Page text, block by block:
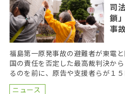
司
鎖
事
福島第一原発事故の避難者が東電と
国の責任を否定した最高裁判決か
るのを前に、原告や支援者らが１
「人間の鎖」を行い、司法の独立
ニュース